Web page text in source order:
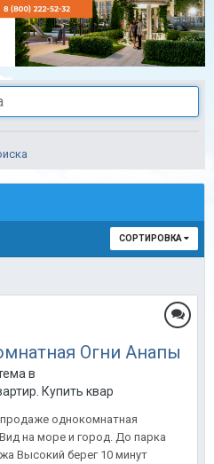
СОРТИРОВКА
Огни Анапы
в
Купить квартиру в Анапе.
однокомнатная
на море и город. До парка
Высокий берег 10 минут